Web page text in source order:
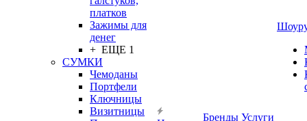
платков
Зажимы для
денег
+ ЕЩЕ 1
СУМКИ
Чемоданы
Портфели
Ключницы
Визитницы
Бренды Услуги